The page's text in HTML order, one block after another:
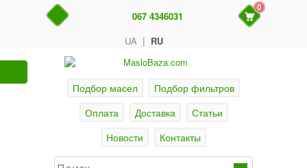
UA | RU
067 4346031
0
Подбор масел
Подбор фильтров
Оплата
Доставка
Статьи
Новости
Контакты